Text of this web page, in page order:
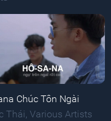
Chúc Tôn Ngài
Thái, Various Artists